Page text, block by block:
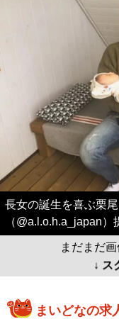
長女の誕生を喜ぶ栗
（@a.l.o.h.a_japan）
まだまだ
↓ ス
まいどなの求